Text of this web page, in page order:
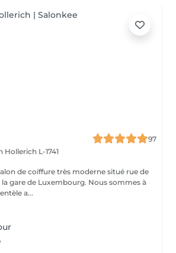
97
Hollerich L-1741
de coiffure très moderne situé rue de
Luxembourg. Nous sommes à
a...